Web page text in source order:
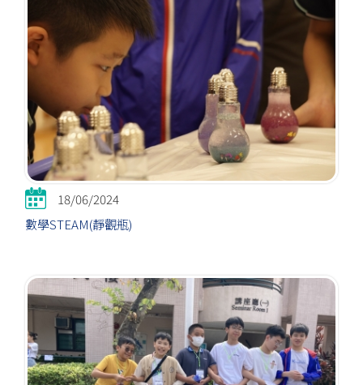
18/06/2024
數學STEAM(靜觀瓶)